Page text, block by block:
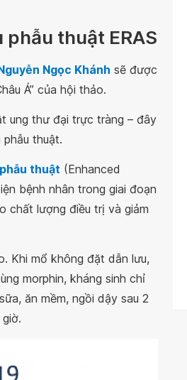
thuật ERAS
Ngọc Khánh sẽ được
Á” của hội thảo.
ung thư đại trực tràng – đây
thuật.
thuật (Enhanced
bệnh nhân trong giai đoạn
chất lượng điều trị và giảm
Khi mổ không đặt dẫn lưu,
morphin, kháng sinh chỉ
ăn mềm, ngồi dậy sau 2